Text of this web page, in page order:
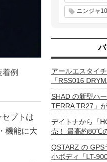
例
プトは
機能に大
ニンジャ
アールエスタイ
「RSS016
SHAD の新型ハ
TERRA TR27」
デイトナから「
売！ 最高約80℃
QSTARZ の
小ボディ「LT-